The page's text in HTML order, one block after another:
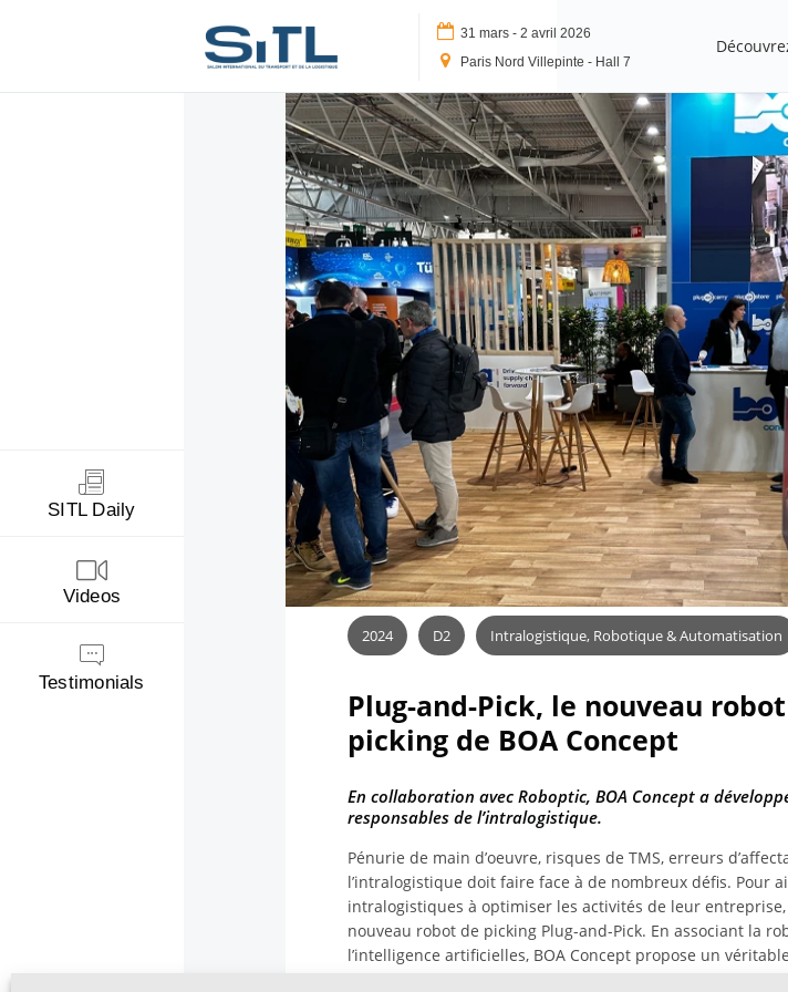
Logo SITL
31 mars - 2 avril 2026
Paris Nord Villepinte - Hall 7
SITL Daily
Videos
Testimonials
2024 D2 Intralogistique, Robotique & Automatisation
Plug-and-Pick, le nouveau
picking de BOA Concept
En collaboration avec Roboptic, BOA Concept a
responsables de l’intralogistique.
Pénurie de main d’oeuvre, risques de TMS, erreurs
l’intralogistique doit faire face à de nombreux défis. Pour
intralogistiques à optimiser les activités de leur entreprise,
nouveau robot de picking Plug-and-Pick. En associant la
l’intelligence artificielles, BOA Concept propose un
Technology